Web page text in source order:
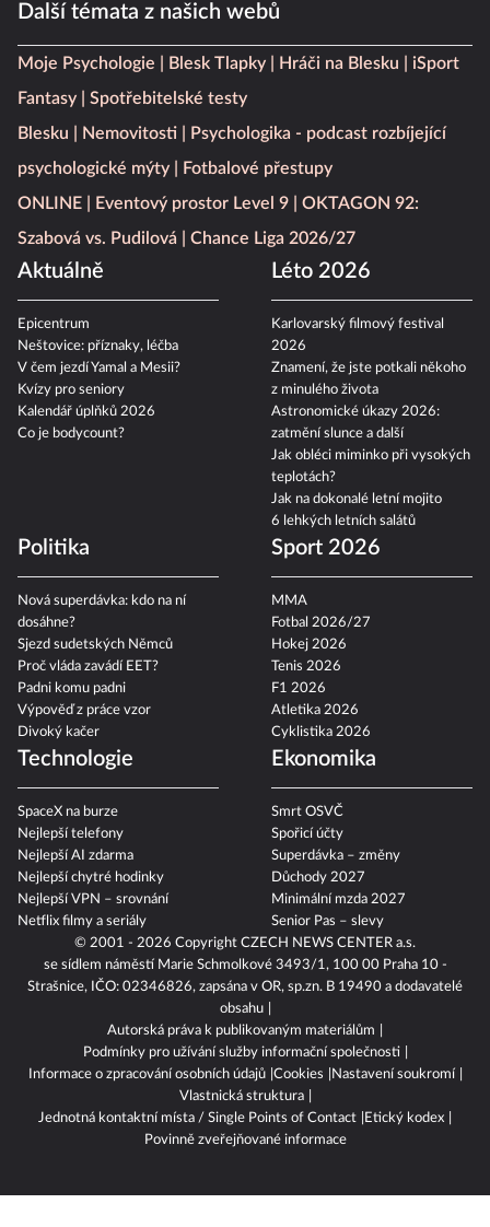
© 2001 - 2026 CopyrightCZECH NEWS CENTER a.s.
se sídlem náměstí Marie Schmolkové 3493/1, 100 00 Praha 10 -
Strašnice, IČO: 02346826, zapsána v OR, sp.zn. B 19490 a dodavatelé
obsahu
Autorská práva k publikovaným materiálům
Podmínky pro užívání služby informační společnosti
Informace o zpracování osobních údajů Cookies
Vlastnická struktura
Jednotná kontaktní místa / Single Points of Contact
Epicentrum
Neštovice: příznaky, léčba
V čem jezdí Yamal a Mesii?
Kvízy pro seniory
Kalendář úplňků 2026
Karlovarský filmový festival
2026
Znamení, že jste potkali někoho
z minulého života
Astronomické úkazy 2026:
zatmění slunce a další
Jak obléci miminko při vysokých
teplotách?
Jak na dokonalé letní mojito
6 lehkých letních salátů
Nová superdávka: kdo na ní
dosáhne?
Sjezd sudetských Němců
Proč vláda zavádí EET?
Padni komu padni
Výpověď z práce vzor
Divoký kačer
Sport 2026
MMA
Fotbal 2026/27
Hokej 2026
Tenis 2026
F1 2026
Atletika 2026
Cyklistika 2026
Technologie
SpaceX na burze
Nejlepší telefony
Nejlepší AI zdarma
Nejlepší chytré hodinky
Nejlepší VPN – srovnání
Netflix filmy a seriály
Smrt OSVČ
Spořicí účty
Superdávka – změny
Důchody 2027
Minimální mzda 2027
Senior Pas – slevy